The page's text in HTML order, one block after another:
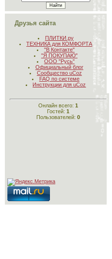
Друзья сайта
ПЛИТКИ.ру
ТЕХНИКА для КОМФОРТА
"В Контакте"
"Я ПОКУПАЮ"
ООО "Русь"
Официальный блог
Сообщество uCoz
FAQ по системе
Инструкции для uCoz
Онлайн всего: 1
Гостей: 1
Пользователей: 0